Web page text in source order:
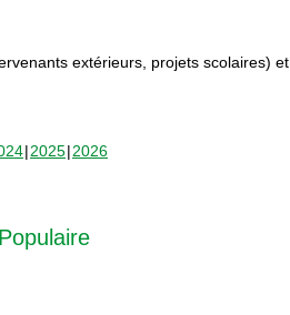
extérieurs, projets scolaires) et
2025 2026